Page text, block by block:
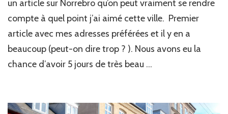
un article sur Norrebro qu’on peut vraiment se rendre
compte à quel point j’ai aimé cette ville. Premier
article avec mes adresses préférées et il y en a
beaucoup (peut-on dire trop ? ). Nous avons eu la
chance d’avoir 5 jours de très beau …